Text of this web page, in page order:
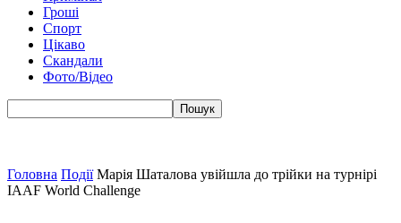
Гроші
Спорт
Цікаво
Скандали
Фото/Відео
Головна Події Марія Шаталова увійшла до трійки на турнірі
IAAF World Challenge